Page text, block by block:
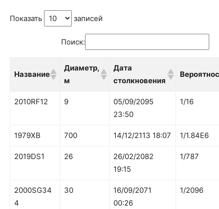
Показать записей
Поиск:
Название
Диаметр,
м
Дата
столкновения
2010RF12 9
05/09/2095
23:50
1/16
1979XB 700 14/12/2113 18:07 1/1.84E6
2019DS1 26
26/02/2082
19:15
1/787
2000SG34
4
30
16/09/2071
00:26
1/2096